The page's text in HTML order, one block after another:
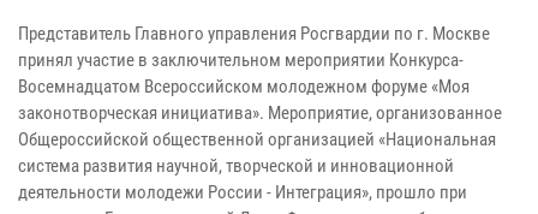
Представитель Главного управления Росгвардии по г. Москве
принял участие в заключительном мероприятии Конкурса-
Восемнадцатом Всероссийском молодежном форуме «Моя
законотворческая инициатива». Мероприятие, организованное
Общероссийской общественной организацией «Национальная
система развития научной, творческой и инновационной
деятельности молодежи России - Интеграция», прошло при